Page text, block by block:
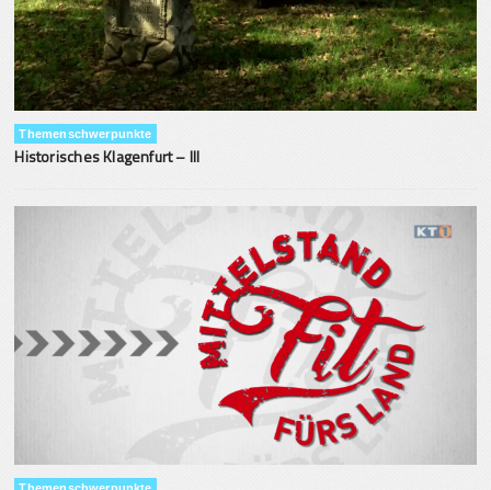
Themenschwerpunkte
Historisches Klagenfurt – III